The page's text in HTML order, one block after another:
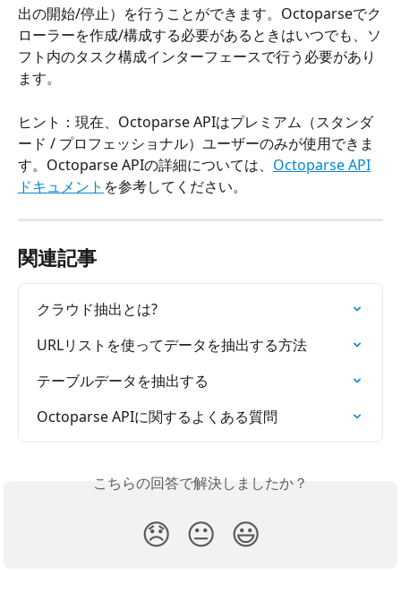
出の開始/停止）を行うことができます。Octoparseでク
ローラーを作成/構成する必要があるときはいつでも、ソ
フト内のタスク構成インターフェースで行う必要があり
ます。
ヒント：現在、Octoparse APIはプレミアム（スタンダ
ード / プロフェッショナル）ユーザーのみが使用できま
す。Octoparse APIの詳細については、 Octoparse API
ドキュメント を参考してください。
関連記事
クラウド抽出とは?
URLリストを使ってデータを抽出する方法
テーブルデータを抽出する
Octoparse APIに関するよくある質問
こちらの回答で解決しましたか？
😞 😐 😃